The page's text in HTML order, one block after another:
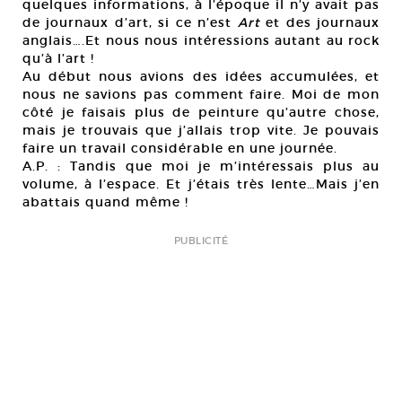
quelques informations, à l’époque il n’y avait pas
de journaux d’art, si ce n’est Artet des journaux
anglais….Et nous nous intéressions autant au rock
qu’à l’art !
Au début nous avions des idées accumulées, et
nous ne savions pas comment faire. Moi de mon
côté je faisais plus de peinture qu’autre chose,
mais je trouvais que j’allais trop vite. Je pouvais
faire un travail considérable en une journée.
A.P. : Tandis que moi je m’intéressais plus au
volume, à l’espace. Et j’étais très lente…Mais j’en
abattais quand même !
PUBLICITÉ